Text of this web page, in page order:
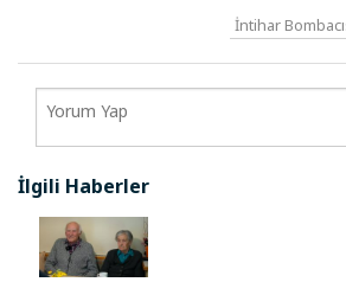
İntihar
İlgili Haberler